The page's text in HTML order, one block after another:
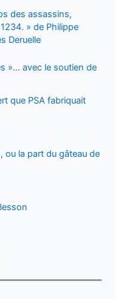
des assassins,
» de Philippe
Deruelle
»… avec le soutien de
que PSA fabriquait
la part du gâteau de